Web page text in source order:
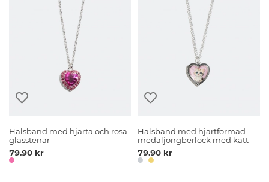
Halsband med hjärta och rosa
glasstenar
79.90 kr
Halsband med hjärtformad
medaljongberlock med katt
79.90 kr